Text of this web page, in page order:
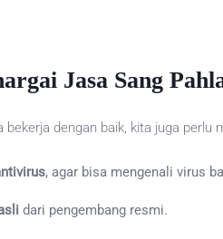
Jasa Sang
bekerja dengan baik, kita juga perlu
, agar bisa mengenali virus
dari pengembang resmi.